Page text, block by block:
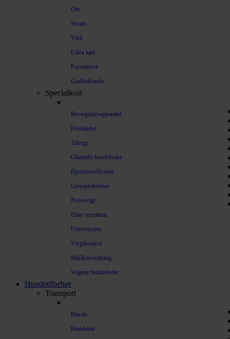
Ost
Struds
Vildt
Uden kød
Frysetørret
Godbidstaske
Specialkost
Bevægelsesapparatet
Fordøjelse
Allergi
Glutenfri hundefoder
Hjerteinsufficiens
Leverproblemer
Nyresvigt
Efter operation
Urinvejssten
Vægtkontrol
Mælkeerstatning
Vegetar hundefoder
Hundetilbehør
Transport
Bilsele
Hundebur